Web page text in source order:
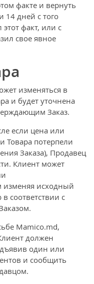
факте и вернуть
14 дней с того
факт, или с
свое явное
изменяться в
и будет уточнена
Заказ.
если цена или
Товара потерпели
Заказа), Продавец
Клиент может
изменяя исходный
соответствии с
Mamico.md,
должен
один или
и сообщить